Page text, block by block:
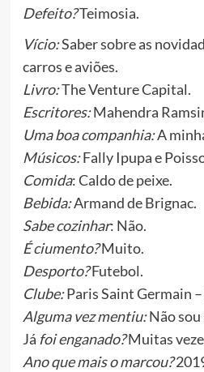
Defeito?Teimosia.
Vício:Saber sobre as
carros e aviões.
Livro:The Venture Capital.
Escritores:Mahendra
Uma boa companhia:A
Músicos:Fally Ipupa e
Comida: Caldo de peixe.
Bebida:Armand de Brignac.
Sabe cozinhar: Não.
É ciumento?Muito.
Desporto?Futebol.
Clube:Paris Saint Germain –
Alguma vez mentiu:Não sou
Já foi enganado?Muitas
Ano que mais o marcou?